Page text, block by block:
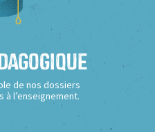
de nos dossiers
l’enseignement.